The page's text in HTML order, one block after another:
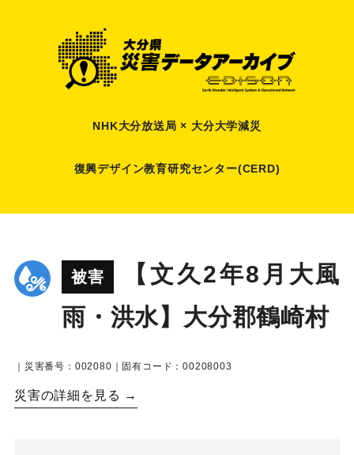
NHK大分放送局 × 大分大学減災
復興デザイン教育研究センター(CERD)
被害
【文久2年8月大風
雨・洪水】大分郡鶴崎村
｜災害番号：002080｜固有コード：00208003
災害の詳細を見る →